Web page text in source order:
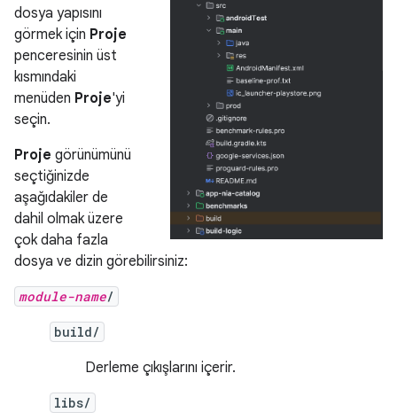
dosya yapısını
görmek için Proje
penceresinin üst
kısmındaki
menüden Proje'yi
seçin.
Proje görünümünü
seçtiğinizde
aşağıdakiler de
dahil olmak üzere
çok daha fazla
dosya ve dizin görebilirsiniz:
module-name/
build/
Derleme çıkışlarını içerir.
libs/